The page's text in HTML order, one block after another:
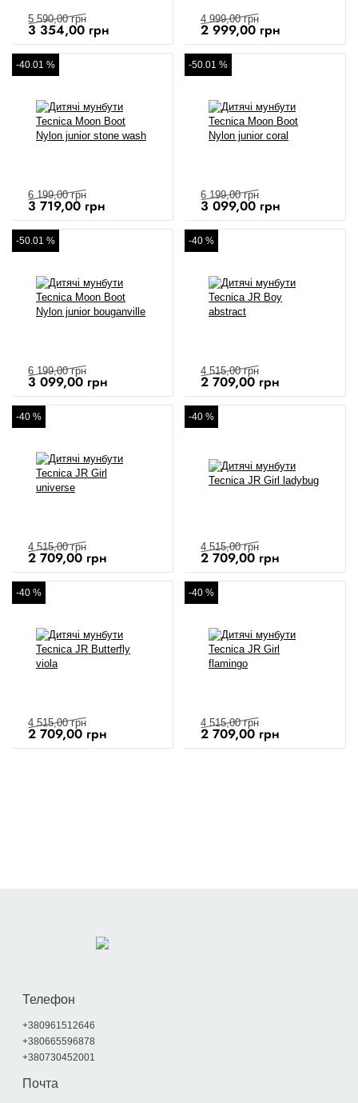
5 590,00 грн
3 354,00 грн
4 999,00 грн
2 999,00 грн
-40.01 %
6 199,00 грн
3 719,00 грн
-50.01 %
6 199,00 грн
3 099,00 грн
-50.01 %
6 199,00 грн
3 099,00 грн
-40 %
4 515,00 грн
2 709,00 грн
-40 %
4 515,00 грн
2 709,00 грн
-40 %
4 515,00 грн
2 709,00 грн
-40 %
4 515,00 грн
2 709,00 грн
-40 %
4 515,00 грн
2 709,00 грн
Телефон
+380961512646
+380665596878
+380730452001
Почта